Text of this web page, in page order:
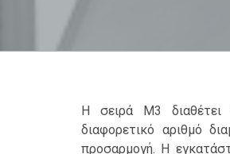
Η σειρά M3 διαθέτει
διαφορετικό αριθμό
προσαρμογή. Η